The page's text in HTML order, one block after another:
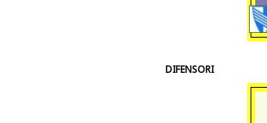
DIFENSORI